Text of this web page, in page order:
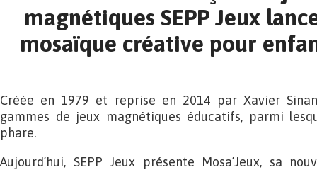
magnétiques SEPP Jeux
mosaïque créative pour
Créée en 1979 et reprise en 2014 par Xavier
gammes de jeux magnétiques éducatifs, parmi
phare.
Aujourd’hui, SEPP Jeux présente Mosa’Jeux, sa